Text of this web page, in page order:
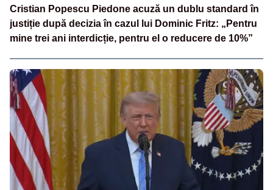
Cristian Popescu Piedone acuză un dublu standard în
justiție după decizia în cazul lui Dominic Fritz: „Pentru
mine trei ani interdicție, pentru el o reducere de 10%”